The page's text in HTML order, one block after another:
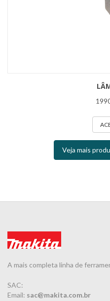
Veja mais
A mais completa linha de
SAC:
Email: sac@makita.com.br